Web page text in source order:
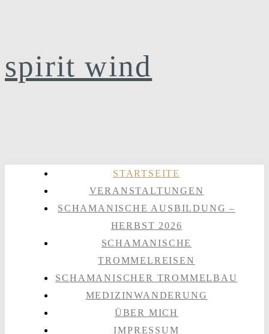
spirit wind
STARTSEITE
VERANSTALTUNGEN
SCHAMANISCHE AUSBILDUNG –
HERBST 2026
SCHAMANISCHE
TROMMELREISEN
SCHAMANISCHER TROMMELBAU
MEDIZINWANDERUNG
ÜBER MICH
IMPRESSUM